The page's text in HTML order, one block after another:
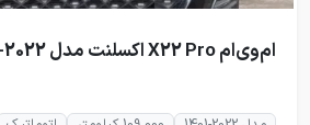
ام‌وی‌ام X22 Pro اکسلنت مدل 2022-1401